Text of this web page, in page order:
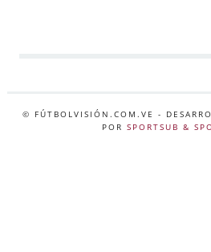
© FÚTBOLVISIÓN.COM.VE -
POR SPORTSUB &